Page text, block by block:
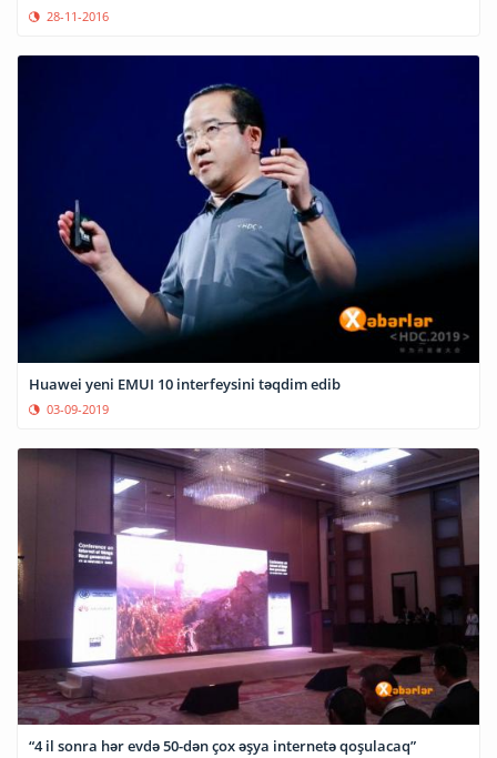
28-11-2016
Huawei yeni EMUI 10 interfeysini təqdim edib
03-09-2019
“4 il sonra hər evdə 50-dən çox əşya internetə qoşulacaq”